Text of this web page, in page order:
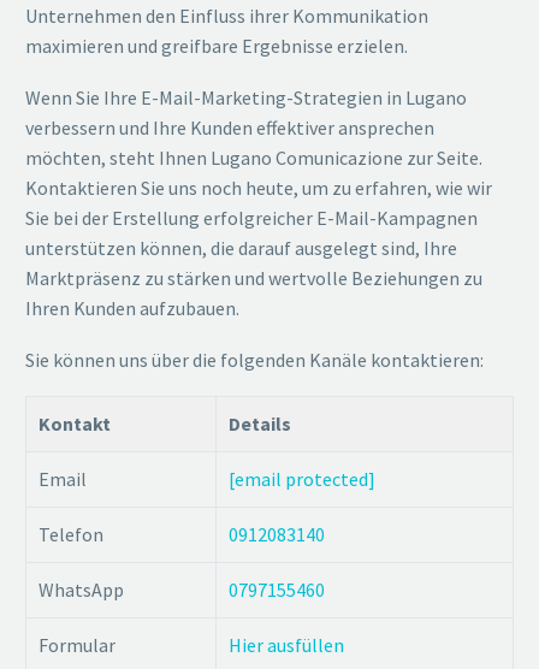
Unternehmen den Einfluss ihrer Kommunikation
maximieren und greifbare Ergebnisse erzielen.
Wenn Sie Ihre E-Mail-Marketing-Strategien in Lugano
verbessern und Ihre Kunden effektiver ansprechen
möchten, steht Ihnen Lugano Comunicazione zur Seite.
Kontaktieren Sie uns noch heute, um zu erfahren, wie wir
Sie bei der Erstellung erfolgreicher E-Mail-Kampagnen
unterstützen können, die darauf ausgelegt sind, Ihre
Marktpräsenz zu stärken und wertvolle Beziehungen zu
Ihren Kunden aufzubauen.
Sie können uns über die folgenden Kanäle kontaktieren:
Kontakt Details
Email [email protected]
Telefon 0912083140
WhatsApp 0797155460
Formular Hier ausfüllen